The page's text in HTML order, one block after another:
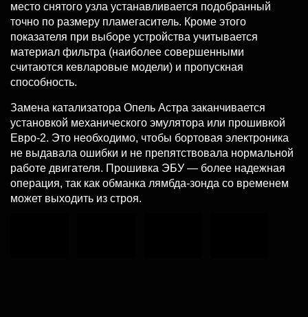
место снятого узла устанавливается подобранный
точно по размеру пламегаситель. Кроме этого
показателя при выборе устройства учитывается
материал фильтра (наиболее совершенными
считаются кевларовые модели) и пропускная
способность.
Замена катализатора Опель Астра заканчивается
установкой механического эмулятора или прошивкой
Евро-2. Это необходимо, чтобы бортовая электроника
не выдавала ошибки и не препятствовала нормальной
работе двигателя. Прошивка ЭБУ — более надежная
операция, так как обманка лямбда-зонда со временем
может выходить из строя.